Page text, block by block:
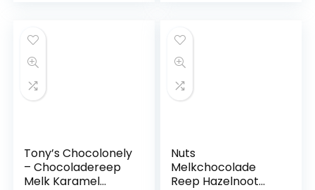
Tony’s Chocolonely
– Chocoladereep
Melk Karamel
Nuts
Melkchocolade
Reep Hazelnoot